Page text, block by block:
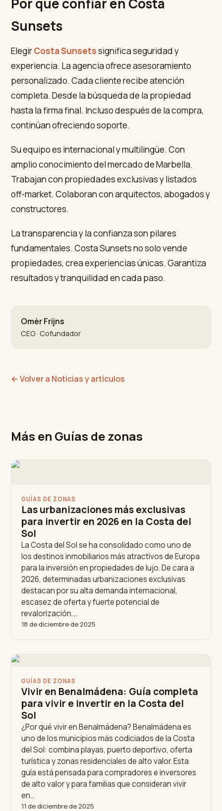
Sunsets
ElegirCosta Sunsetssignifica seguridad y
experiencia. La agencia ofrece asesoramiento
personalizado. Cada cliente recibe atención
completa. Desde la búsqueda de la propiedad
hasta la firma final. Incluso después de la compra,
continúan ofreciendo soporte.
Su equipo es internacional y multilingüe. Con
amplio conocimiento del mercado de Marbella.
Trabajan con propiedades exclusivas y listados
off-market. Colaboran con arquitectos, abogados y
constructores.
La transparencia y la confianza son pilares
fundamentales. Costa Sunsets no solo vende
propiedades, crea experiencias únicas. Garantiza
resultados y tranquilidad en cada paso.
Omèr Frijns
CEO · Cofundador
←Volver a Noticias y artículos
Más en Guías de zonas
GUÍAS DE ZONAS
Las urbanizaciones más exclusivas
para invertir en 2026 en la Costa del
Sol
La Costa del Sol se ha consolidado como uno de
los destinos inmobiliarios más atractivos de Europa
para la inversión en propiedades de lujo. De cara a
2026, determinadas urbanizaciones exclusivas
destacan por su alta demanda internacional,
escasez de oferta y fuerte potencial de
revalorización.…
18 de diciembre de 2025
GUÍAS DE ZONAS
Vivir en Benalmádena: Guía completa
para vivir e invertir en la Costa del
Sol
¿Por qué vivir en Benalmádena? Benalmádena es
uno de los municipios más codiciados de la Costa
del Sol: combina playas, puerto deportivo, oferta
turística y zonas residenciales de alto valor. Esta
guía está pensada para compradores e inversores
de alto valor y para familias que consideran vivir
en…
11 de diciembre de 2025